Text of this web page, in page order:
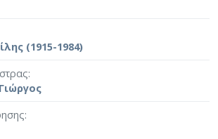
(1915-1984)